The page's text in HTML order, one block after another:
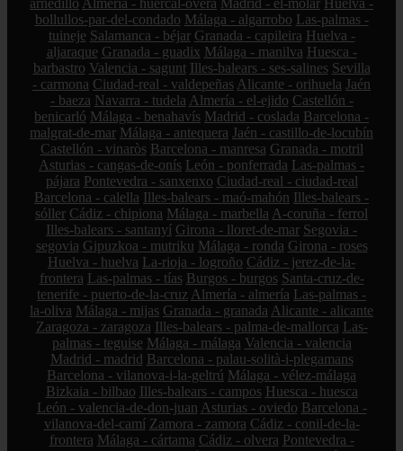
arnedillo Almería - huércal-overa Madrid - el-molar Huelva -
bollullos-par-del-condado Málaga - algarrobo Las-palmas -
tuineje Salamanca - béjar Granada - capileira Huelva -
aljaraque Granada - guadix Málaga - manilva Huesca -
barbastro Valencia - sagunt Illes-balears - ses-salines Sevilla
- carmona Ciudad-real - valdepeñas Alicante - orihuela Jaén
- baeza Navarra - tudela Almería - el-ejido Castellón -
benicarló Málaga - benahavís Madrid - coslada Barcelona -
malgrat-de-mar Málaga - antequera Jaén - castillo-de-locubín
Castellón - vinaròs Barcelona - manresa Granada - motril
Asturias - cangas-de-onís León - ponferrada Las-palmas -
pájara Pontevedra - sanxenxo Ciudad-real - ciudad-real
Barcelona - calella Illes-balears - maó-mahón Illes-balears -
sóller Cádiz - chipiona Málaga - marbella A-coruña - ferrol
Illes-balears - santanyí Girona - lloret-de-mar Segovia -
segovia Gipuzkoa - mutriku Málaga - ronda Girona - roses
Huelva - huelva La-rioja - logroño Cádiz - jerez-de-la-
frontera Las-palmas - tías Burgos - burgos Santa-cruz-de-
tenerife - puerto-de-la-cruz Almería - almería Las-palmas -
la-oliva Málaga - mijas Granada - granada Alicante - alicante
Zaragoza - zaragoza Illes-balears - palma-de-mallorca Las-
palmas - teguise Málaga - málaga Valencia - valencia
Madrid - madrid Barcelona - palau-solità-i-plegamans
Barcelona - vilanova-i-la-geltrú Málaga - vélez-málaga
Bizkaia - bilbao Illes-balears - campos Huesca - huesca
León - valencia-de-don-juan Asturias - oviedo Barcelona -
vilanova-del-camí Zamora - zamora Cádiz - conil-de-la-
frontera Málaga - cártama Cádiz - olvera Pontevedra -